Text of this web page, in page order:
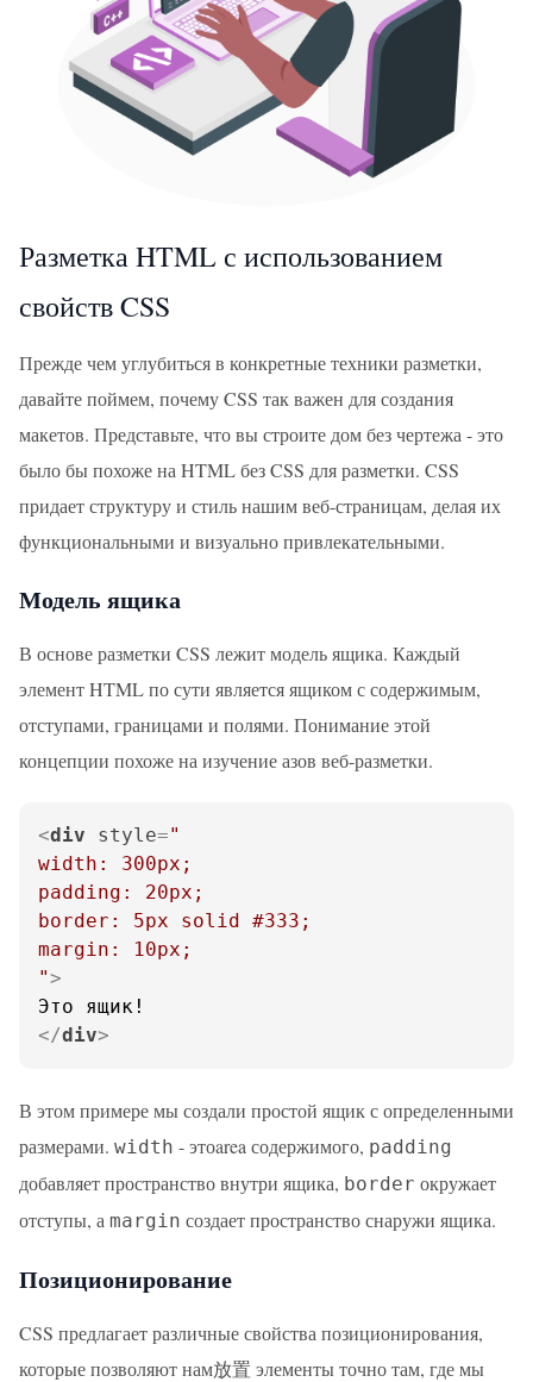
Разметка HTML с использованием
свойств CSS
Прежде чем углубиться в конкретные техники разметки,
давайте поймем, почему CSS так важен для создания
макетов. Представьте, что вы строите дом без чертежа - это
было бы похоже на HTML без CSS для разметки. CSS
придает структуру и стиль нашим веб-страницам, делая их
функциональными и визуально привлекательными.
Модель ящика
В основе разметки CSS лежит модель ящика. Каждый
элемент HTML по сути является ящиком с содержимым,
отступами, границами и полями. Понимание этой
концепции похоже на изучение азов веб-разметки.
<div style="
width: 300px;
padding: 20px;
border: 5px solid #333;
margin: 10px;
">
</div>
В этом примере мы создали простой ящик с определенными
размерами. width - этоarea содержимого, padding
добавляет пространство внутри ящика, border окружает
отступы, а margin создает пространство снаружи ящика.
Позиционирование
CSS предлагает различные свойства позиционирования,
которые позволяют нам放置 элементы точно там, где мы